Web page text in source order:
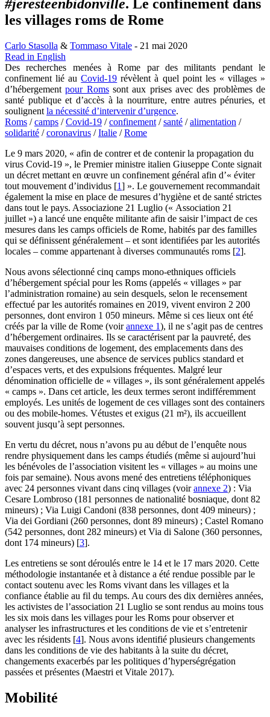
#jeresteenbidonville. Le confinement dans
les villages roms de Rome
Carlo Stasolla & Tommaso Vitale - 21 mai 2020
Read in English
Des recherches menées à Rome par des militants pendant le
confinement lié auCovid-19 révèlent à quel point les « villages »
d’hébergementpour Romssont aux prises avec des problèmes de
santé publique et d’accès à la nourriture, entre autres pénuries, et
soulignent la nécessité d’intervenir d’urgence.
Roms /camps /Covid-19 /confinement /santé /alimentation /
solidarité /coronavirus /Italie /Rome
Le 9 mars 2020, « afin de contrer et de contenir la propagation du
virus Covid-19 », le Premier ministre italien Giuseppe Conte signait
un décret mettant en œuvre un confinement général afin d’« éviter
tout mouvement d’individus [1] ». Le gouvernement recommandait
également la mise en place de mesures d’hygiène et de santé strictes
dans tout le pays. Associazione 21 Luglio (« Association 21
juillet ») a lancé une enquête militante afin de saisir l’impact de ces
mesures dans les camps officiels de Rome, habités par des familles
qui se définissent généralement – et sont identifiées par les autorités
locales – comme appartenant à diverses communautés roms [2].
Nous avons sélectionné cinq camps mono-ethniques officiels
d’hébergement spécial pour les Roms (appelés « villages » par
l’administration romaine) au sein desquels, selon le recensement
effectué par les autorités romaines en 2019, vivent environ 2 200
personnes, dont environ 1 050 mineurs. Même si ces lieux ont été
créés par la ville de Rome (voirannexe 1), il ne s’agit pas de centres
d’hébergement ordinaires. Ils se caractérisent par la pauvreté, des
mauvaises conditions de logement, des emplacements dans des
zones dangereuses, une absence de services publics standard et
d’espaces verts, et des expulsions fréquentes. Malgré leur
dénomination officielle de « villages », ils sont généralement appelés
« camps ». Dans cet article, les deux termes seront indifféremment
employés. Les unités de logement de ces villages sont des containers
ou des mobile-homes. Vétustes et exigus (21 m²), ils accueillent
souvent jusqu’à sept personnes.
En vertu du décret, nous n’avons pu au début de l’enquête nous
rendre physiquement dans les camps étudiés (même si aujourd’hui
les bénévoles de l’association visitent les « villages » au moins une
fois par semaine). Nous avons mené des entretiens téléphoniques
avec 24 personnes vivant dans cinq villages (voirannexe 2) : Via
Cesare Lombroso (181 personnes de nationalité bosniaque, dont 82
mineurs) ; Via Luigi Candoni (838 personnes, dont 409 mineurs) ;
Via dei Gordiani (260 personnes, dont 89 mineurs) ; Castel Romano
(542 personnes, dont 282 mineurs) et Via di Salone (360 personnes,
dont 174 mineurs) [3].
Les entretiens se sont déroulés entre le 14 et le 17 mars 2020. Cette
méthodologie instantanée et à distance a été rendue possible par le
contact soutenu avec les Roms vivant dans les villages et la
confiance établie au fil du temps. Au cours des dix dernières années,
les activistes de l’association 21 Luglio se sont rendus au moins tous
les six mois dans les villages pour les Roms pour observer et
analyser les infrastructures et les conditions de vie et s’entretenir
avec les résidents [4]. Nous avons identifié plusieurs changements
dans les conditions de vie des habitants à la suite du décret,
changements exacerbés par les politiques d’hyperségrégation
passées et présentes (Maestri et Vitale 2017).
Mobilité